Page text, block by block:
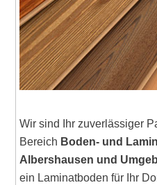
Wir sind Ihr zuverlässiger
Bereich Boden- und
Albershausen und
ein Laminatboden für Ihr